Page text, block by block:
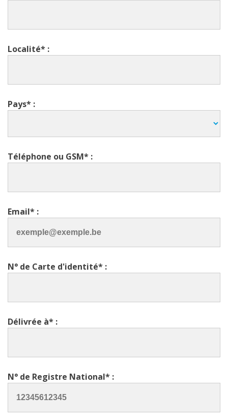
Localité* :
Pays* :
Téléphone ou GSM* :
Email* :
N° de Carte d'identité* :
Délivrée à* :
N° de Registre National* :